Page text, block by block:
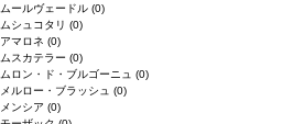
ムールヴェードル (0)
ムシュコタリ (0)
アマロネ (0)
ムスカテラー (0)
ムロン・ド・ブルゴーニュ (0)
メルロー・ブラッシュ (0)
メンシア (0)